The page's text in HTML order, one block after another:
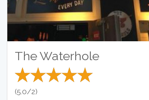
The Waterhole
(5.0/2)